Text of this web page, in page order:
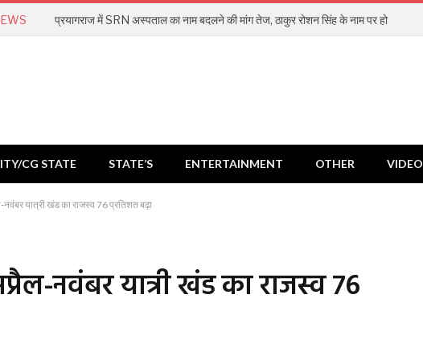
प्रयागराज में SRN अस्पताल का नाम बदलने की मांग तेज, ठाकुर रोशन सिंह के नाम पर हो
CG STATE STATE’S ENTERTAINMENT OTHER VIDEO
यात्री खंड का राजस्व 76 प्रतिशत बढ़ा
नवंबर यात्री खंड का राजस्व 76